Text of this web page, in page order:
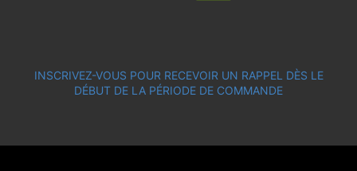
INSCRIVEZ-VOUS POUR RECEVOIR UN RAPPEL DÈS LE
DÉBUT DE LA PÉRIODE DE COMMANDE